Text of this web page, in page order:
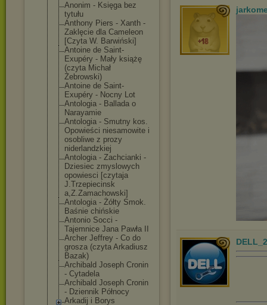
Anonim - Księga bez
tytułu
Anthony Piers - Xanth -
Zaklęcie dla Cameleon
[Czyta W. Barwiński]
Antoine de Saint-
Exupéry - Mały książę
(czyta Michał
Żebrowski)
Antoine de Saint-
Exupéry - Nocny Lot
Antologia - Ballada o
Narayamie
Antologia - Smutny kos.
Opowieści niesamowite i
osobliwe z prozy
niderlandzkiej
Antologia - Zachcianki -
Dziesiec zmyslowych
opowiesci [czytaja
J.Trzepiecinsk
a,Z.Zamachowski]
Antologia - Żółty Smok.
Baśnie chińskie
Antonio Socci -
Tajemnice Jana Pawła II
Archer Jeffrey - Co do
grosza (czyta Arkadiusz
Bazak)
Archibald Joseph Cronin
- Cytadela
Archibald Joseph Cronin
- Dziennik Północy
Arkadij i Borys